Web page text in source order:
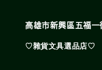
高雄市新興區五福
♡雜貨文具選品店♡